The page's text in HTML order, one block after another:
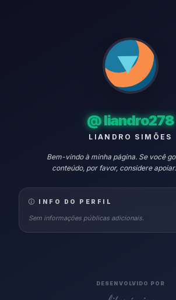
@liandro278
LIANDRO SIMÕES
Bem-vindo à minha página. Se você
conteúdo, por favor, considere
INFO DO PERFIL
Sem informações públicas adicionais.
DESENVOLVIDO POR